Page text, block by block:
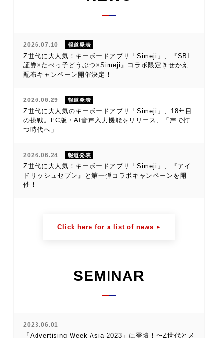
2026.07.10 報道発表
Z世代に大人気！キーボードアプリ「Simeji」、『SBI
証券×たべっ子どうぶつ×Simeji』コラボ限定きせかえ
配布キャンペーン開催決定！
2026.06.29 報道発表
Z世代に大人気のキーボードアプリ「Simeji」、18年目
の挑戦。PC版・AI音声入力機能をリリース、「声で打
つ時代へ」
2026.06.24 報道発表
Z世代に大人気！キーボードアプリ「Simeji」、『アイ
ドリッシュセブン』と第一弾コラボキャンペーンを開
催！
Click here for a list of news
SEMINAR
2023.06.01
「Advertising Week Asia 2023」に登壇！〜Z世代とメ